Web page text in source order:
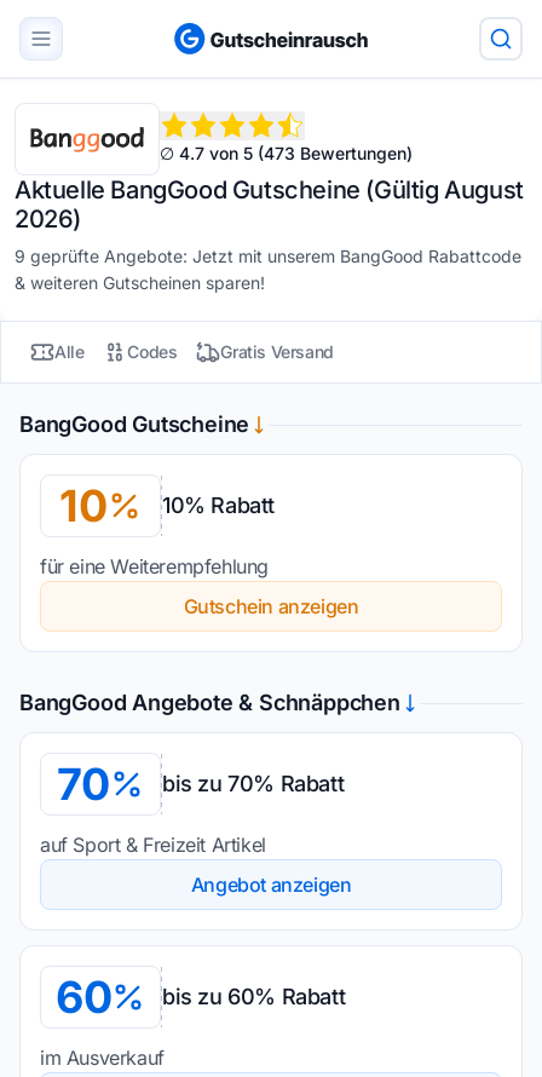
∅ 4.7 von 5 (473 Bewertungen)
Aktuelle BangGood Gutscheine (Gültig August
2026)
9 geprüfte Angebote: Jetzt mit unserem BangGood Rabattcode
& weiteren Gutscheinen sparen!
Alle Codes Gratis Versand
BangGood Gutscheine
10 10% Rabatt
für eine Weiterempfehlung
Gutschein anzeigen
BangGood Angebote & Schnäppchen
70 bis zu 70% Rabatt
auf Sport & Freizeit Artikel
Angebot anzeigen
60 bis zu 60% Rabatt
im Ausverkauf